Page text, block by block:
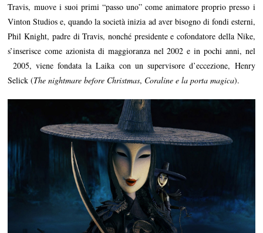
Travis, muove i suoi primi “passo uno” come animatore proprio presso i
Vinton Studios e, quando la società inizia ad aver bisogno di fondi esterni,
Phil Knight, padre di Travis, nonché presidente e cofondatore della Nike,
s’inserisce come azionista di maggioranza nel 2002 e in pochi anni, nel
2005, viene fondata la Laika con un supervisore d’eccezione, Henry
Selick (The nightmare before Christmas, Coraline e la porta magica).